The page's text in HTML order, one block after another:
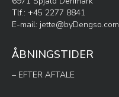
Tlf.: +45 2277 8841
E-mail: jette@byDengso.com
ÅBNINGSTIDER
– EFTER AFTALE